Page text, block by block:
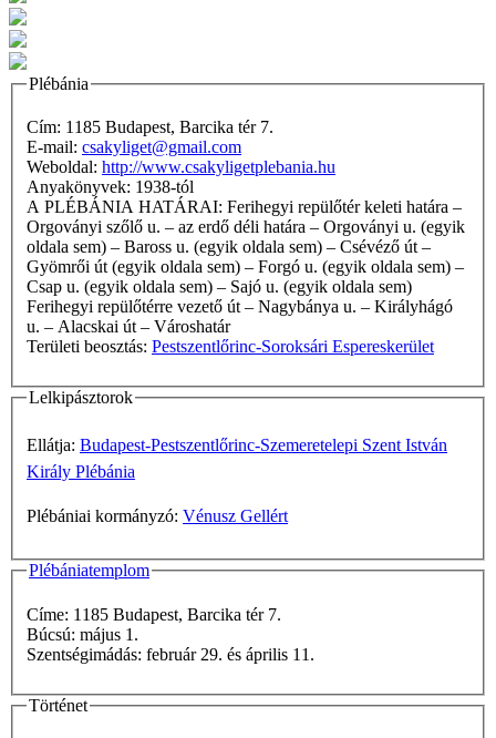
Plébánia
Cím: 1185 Budapest, Barcika tér 7.
E-mail: csakyliget@gmail.com
Weboldal: http://www.csakyligetplebania.hu
Anyakönyvek: 1938-tól
A PLÉBÁNIA HATÁRAI: Ferihegyi repülőtér keleti határa –
Orgoványi szőlő u. – az erdő déli határa – Orgoványi u. (egyik
oldala sem) – Baross u. (egyik oldala sem) – Csévéző út –
Gyömrői út (egyik oldala sem) – Forgó u. (egyik oldala sem) –
Csap u. (egyik oldala sem) – Sajó u. (egyik oldala sem)
Ferihegyi repülőtérre vezető út – Nagybánya u. – Királyhágó
u. – Alacskai út – Városhatár
Területi beosztás: Pestszentlőrinc-Soroksári Espereskerület
Lelkipásztorok
Ellátja: Budapest-Pestszentlőrinc-Szemeretelepi Szent István
Király Plébánia
Plébániai kormányzó: Vénusz Gellért
Plébániatemplom
Címe: 1185 Budapest, Barcika tér 7.
Búcsú: május 1.
Szentségimádás: február 29. és április 11.
Történet